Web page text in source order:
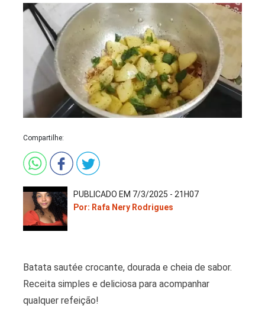
Compartilhe:
PUBLICADO EM 7/3/2025 - 21H07
Por: Rafa Nery Rodrigues
Batata sautée crocante, dourada e cheia de sabor.
Receita simples e deliciosa para acompanhar
qualquer refeição!